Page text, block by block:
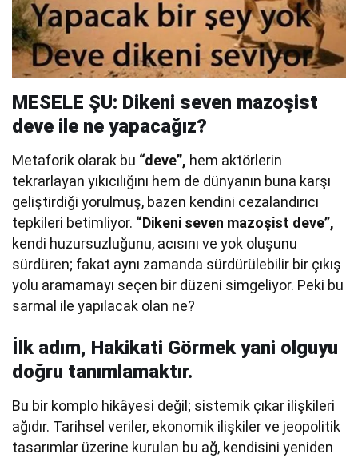
MESELE ŞU: Dikeni seven mazoşist
deve ile ne yapacağız?
Metaforik olarak bu “deve”, hem aktörlerin
tekrarlayan yıkıcılığını hem de dünyanın buna karşı
geliştirdiği yorulmuş, bazen kendini cezalandırıcı
tepkileri betimliyor. “Dikeni seven mazoşist deve”,
kendi huzursuzluğunu, acısını ve yok oluşunu
sürdüren; fakat aynı zamanda sürdürülebilir bir çıkış
yolu aramamayı seçen bir düzeni simgeliyor. Peki bu
sarmal ile yapılacak olan ne?
İlk adım, Hakikati Görmek yani olguyu
doğru tanımlamaktır.
Bu bir komplo hikâyesi değil; sistemik çıkar ilişkileri
ağıdır. Tarihsel veriler, ekonomik ilişkiler ve jeopolitik
tasarımlar üzerine kurulan bu ağ, kendisini yeniden